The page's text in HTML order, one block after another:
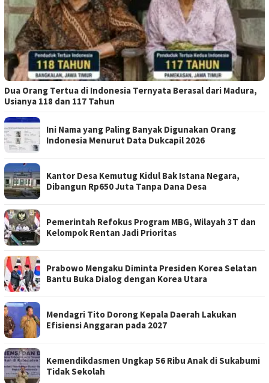
Dua Orang Tertua di Indonesia Ternyata Berasal dari Madura,
Usianya 118 dan 117 Tahun
Ini Nama yang Paling Banyak Digunakan Orang
Indonesia Menurut Data Dukcapil 2026
Kantor Desa Kemutug Kidul Bak Istana Negara,
Dibangun Rp650 Juta Tanpa Dana Desa
Pemerintah Refokus Program MBG, Wilayah 3T dan
Kelompok Rentan Jadi Prioritas
Prabowo Mengaku Diminta Presiden Korea Selatan
Bantu Buka Dialog dengan Korea Utara
Mendagri Tito Dorong Kepala Daerah Lakukan
Efisiensi Anggaran pada 2027
Kemendikdasmen Ungkap 56 Ribu Anak di Sukabumi
Tidak Sekolah